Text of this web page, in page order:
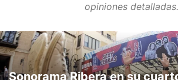
opiniones detalladas.
Sonorama Ribera en su